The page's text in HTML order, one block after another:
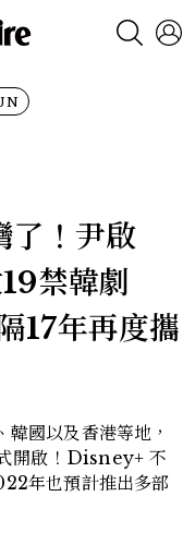
！尹啟
禁韓劇
17年再度攜
國以及香港等地，
開啟！Disney+ 不
年也預計推出多部